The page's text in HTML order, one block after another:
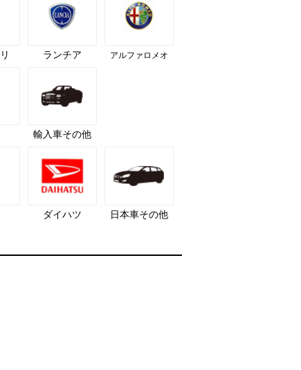
ランチア アルファロメオ
輸入車その他
ダイハツ 日本車その他